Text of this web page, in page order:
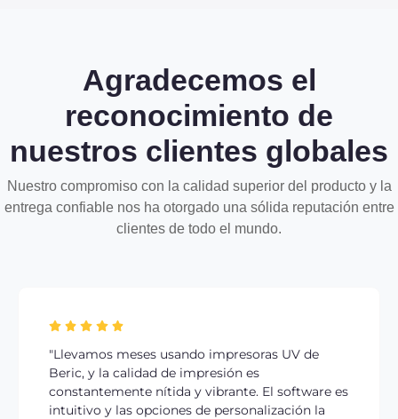
Agradecemos el
reconocimiento de
nuestros clientes globales
Nuestro compromiso con la calidad superior del producto y la
entrega confiable nos ha otorgado una sólida reputación entre
clientes de todo el mundo.
meses usando impresoras UV de
y la calidad de impresión es
nítida y vibrante. El software es
y las opciones de personalización la
detalle